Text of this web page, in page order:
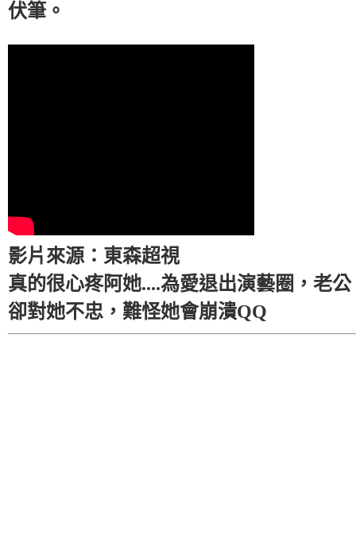
伏筆。
影片來源：東森超視
真的很心疼阿她....為愛退出演藝圈，老公
卻對她不忠，難怪她會崩潰QQ